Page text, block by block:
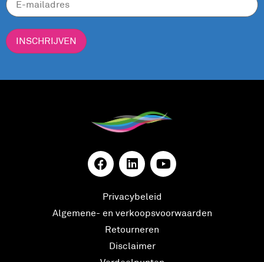
INSCHRIJVEN
Privacybeleid
Algemene- en verkoopsvoorwaarden
Retourneren
Disclaimer